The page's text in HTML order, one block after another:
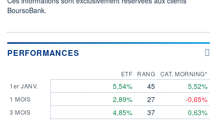
BoursoBank.
PERFORMANCES
1er JANV.
1 MOIS
3 MOIS
ETF
5,54%
2,89%
4,85%
RANG
45
27
37
CAT. MORNING*
5,52%
-0,65%
0,63%